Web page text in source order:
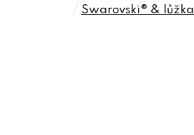
Domů
Swarovski® & lůžka